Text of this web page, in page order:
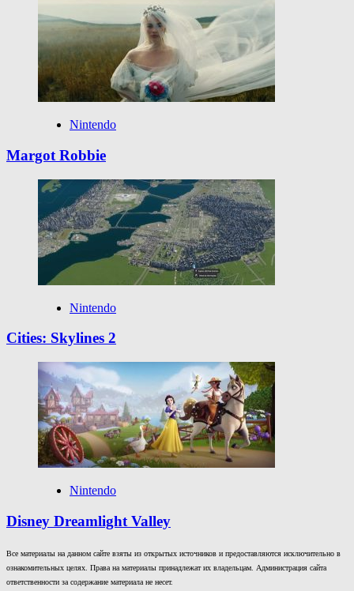
Nintendo
Margot Robbie
Nintendo
Cities: Skylines 2
Nintendo
Disney Dreamlight Valley
Все материалы на данном сайте взяты из открытых источников и предоставляются исключительно в
ознакомительных целях. Права на материалы принадлежат их владельцам. Администрация сайта
ответственности за содержание материала не несет.